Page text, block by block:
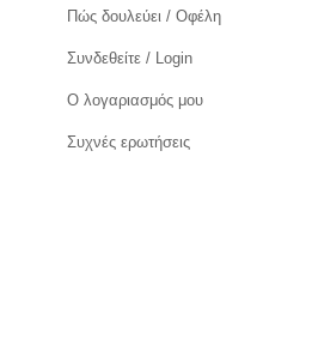
Πώς δουλεύει / Οφέλη
Συνδεθείτε / Login
Ο λογαριασμός μου
Συχνές ερωτήσεις